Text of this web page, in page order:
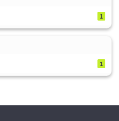
1
1